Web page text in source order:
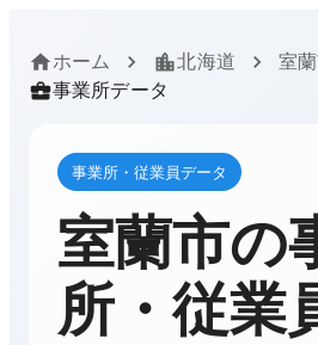
ホーム 北海道
室
事業所データ
事業所・従業員データ
室蘭市の
所・従業